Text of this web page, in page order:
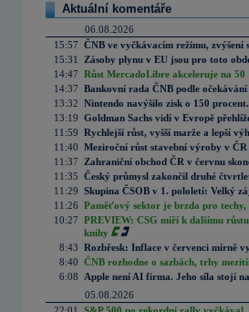
Aktuální komentáře
06.08.2026
15:57 ČNB ve vyčkávacím režimu, zvýšení
15:31
Zásoby plynu v EU jsou pro toto
14:47 Růst MercadoLibre akceleruje na
14:37 Bankovní rada ČNB podle
13:32 Nintendo navýšilo zisk o 150
13:19 Goldman Sachs vidí v Evropě
11:59 Rychlejší růst, vyšší marže a lepší
11:40 Meziroční růst stavební výroby v
11:37
Zahraniční obchod ČR v červnu
11:35 Český průmysl zakončil druhé
11:29 Skupina ČSOB v 1. pololetí: Velký
11:26 Paměťový sektor je brzda pro techy,
10:27 PREVIEW: CSG míří k dalšímu
knihy
8:43 Rozbřesk: Inflace v červenci mírně
8:40 ČNB rozhodne o sazbách, trhy
6:08
Apple není AI firma. Jeho síla stojí
05.08.2026